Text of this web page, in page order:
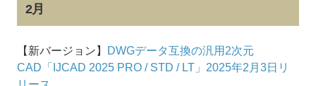
2月
【新バージョン】
DWGデータ互換の汎用2次元
CAD「IJCAD 2025 PRO / STD / LT」2025年2月3日リ